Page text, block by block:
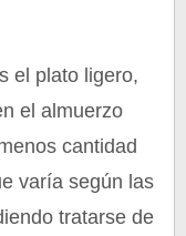
el plato ligero,
el almuerzo
cantidad
varía según las
tratarse de